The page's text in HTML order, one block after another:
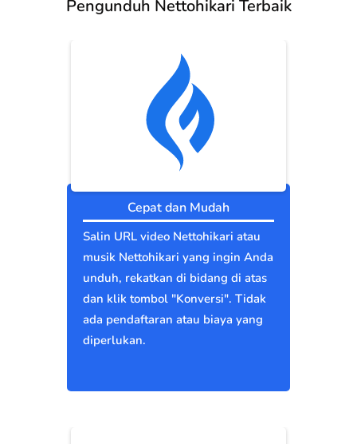
Pengunduh Nettohikari Terbaik
Cepat dan Mudah
Salin URL video Nettohikari atau
musik Nettohikari yang ingin Anda
unduh, rekatkan di bidang di atas
dan klik tombol "Konversi". Tidak
ada pendaftaran atau biaya yang
diperlukan.